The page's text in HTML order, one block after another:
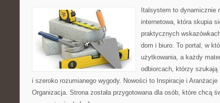
Italsystem to dynamicznie
internetowa, która skupia
praktycznych
dom i biuro. To portal, w
użytkowania, a każdy
odbiorcach, którzy szukają
i szeroko rozumianego wygody. Nowości to Inspiracje i
Organizacja. Strona została przygotowana dla osób, które chcą